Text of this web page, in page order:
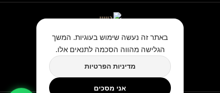
★★★★★
כתבו לנו ביקורת בגוגל
באתר זה נעשה שימוש בעוגיות. המשך
הגלישה מהווה הסכמה לתנאים אלו.
מדיניות הפרטיות
אני מסכים